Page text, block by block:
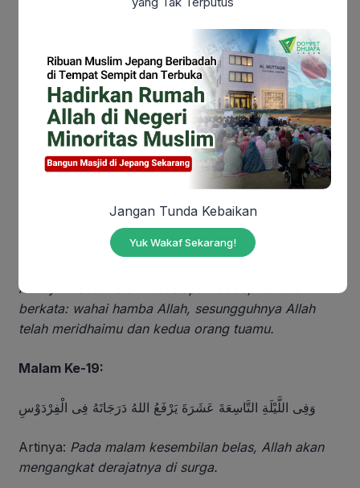
masuk surga baginya.
وَفِى اللَّيْلَةِ السَّابِعَةَ عَشَرَةَ يُعْطَى مِثْلَ ثَوَابَ الْاَنْبِيَاءِ
Artinya:Pada malam ketujuh belas, akan diberi
pahala sebagaimana pahala para Nabi.
وَفىِ اللَّيْلَةِ الثَّامِنَةَ عَشَرَةَ نَادَى مَلَكٌ يَاعَبْدَ اللهِ اَنَّ اللهَ رَضِىَ
Artinya:
berkata: wahai hamba Allah, sesungguhnya Allah
telah meridhaimu dan kedua orang tuamu.
Malam Ke-19:
وَفِى اللَّيْلَةِ التَّاسِعَةَ عَشَرَةَ يَرْفَعُ اللهُ دَرَجَاتَهُ فِى الْفِرْدَوْسِ
Artinya: Pada malam kesembilan belas, Allah akan
mengangkat derajatnya di surga.
Jangan Tunda Kebaikan
Yuk Wakaf Sekarang!